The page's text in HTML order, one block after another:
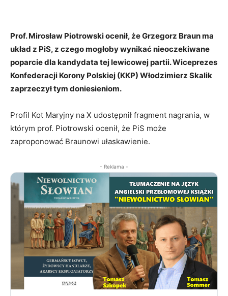
Prof. Mirosław Piotrowski ocenił, że Grzegorz Braun ma
układ z PiS, z czego mogłoby wynikać nieoczekiwane
poparcie dla kandydata tej lewicowej partii. Wiceprezes
Konfederacji Korony Polskiej (KKP) Włodzimierz Skalik
zaprzeczył tym doniesieniom.
Profil Kot Maryjny na X udostępnił fragment nagrania, w
którym prof. Piotrowski ocenił, że PiS może
zaproponować Braunowi ułaskawienie.
- Reklama -